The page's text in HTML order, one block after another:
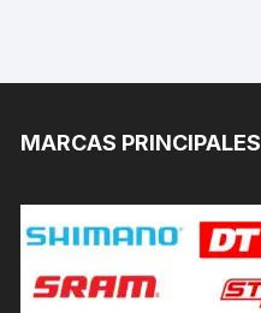
MARCAS PRINCIPALES